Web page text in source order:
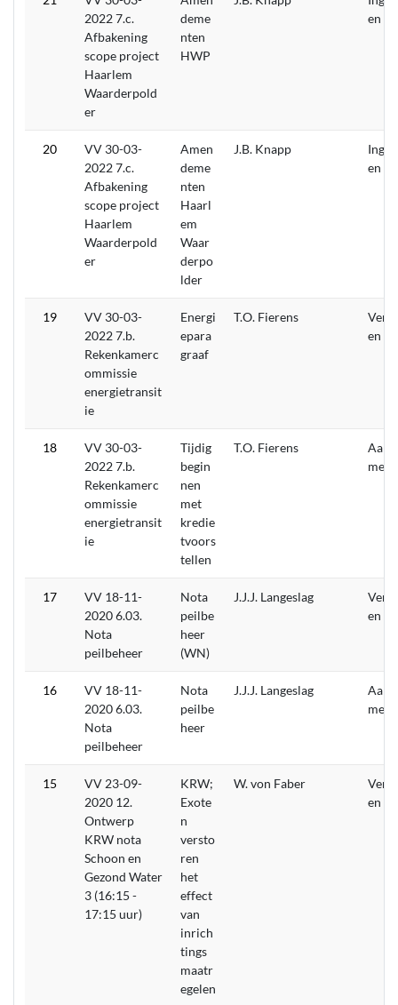
2022 7.c.
Afbakening
scope project
Haarlem
Waarderpold
er
deme
nten
HWP
en
20
VV 30-03-
2022 7.c.
Afbakening
scope project
Haarlem
Waarderpold
er
Amen
deme
nten
Haarl
em
Waar
derpo
lder
J.B. Knapp
en
19
VV 30-03-
2022 7.b.
Rekenkamerc
ommissie
energietransit
ie
Energi
epara
graaf
T.O. Fierens
en
18
VV 30-03-
2022 7.b.
Rekenkamerc
ommissie
energietransit
ie
Tijdig
begin
nen
met
kredie
tvoors
tellen
T.O. Fierens
men
17
VV 18-11-
2020 6.03.
Nota
peilbeheer
Nota
peilbe
heer
(WN)
J.J.J. Langeslag
en
16
VV 18-11-
2020 6.03.
Nota
peilbeheer
Nota
peilbe
heer
J.J.J. Langeslag
men
15
VV 23-09-
2020 12.
Ontwerp
KRW nota
Schoon en
Gezond Water
3 (16:15 -
17:15 uur)
KRW;
Exote
n
versto
ren
het
effect
van
inrich
tings
maatr
egelen
W. von Faber
en